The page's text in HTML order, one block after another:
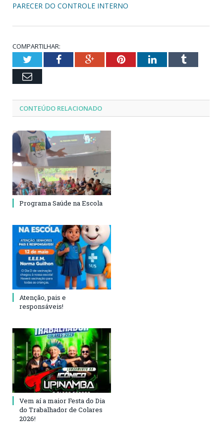
PARECER DO CONTROLE INTERNO
COMPARTILHAR:
TwitterFacebookGoogle+PinterestLinkedInTumblr
Email
CONTEÚDO RELACIONADO
Programa Saúde na Escola
Atenção, pais e
responsáveis!
Vem aí a maior Festa do Dia
do Trabalhador de Colares
2026!